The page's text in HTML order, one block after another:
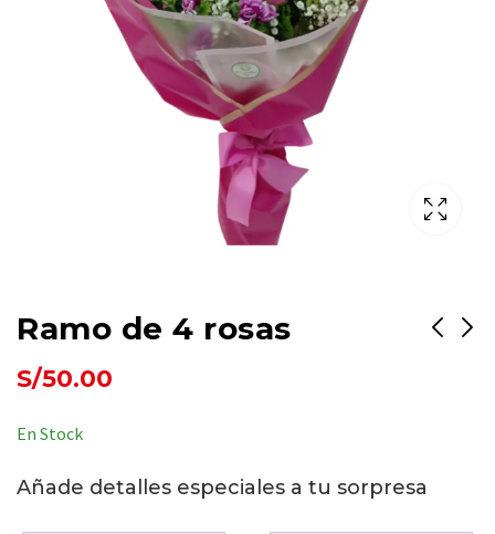
Ramo de 4 rosas
S/50.00
En Stock
Añade detalles especiales a tu sorpresa